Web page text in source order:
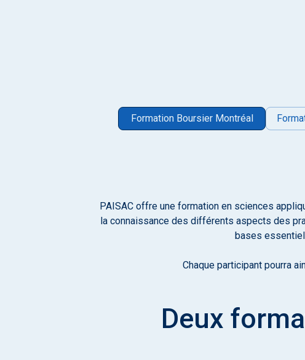
Formation Boursier Montréal
PAISAC offre une formation en sciences
la connaissance des différents aspects des
bases
Chaque participant pourra
Deux